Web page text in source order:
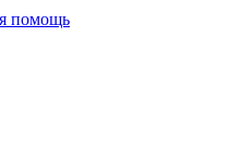
помощь